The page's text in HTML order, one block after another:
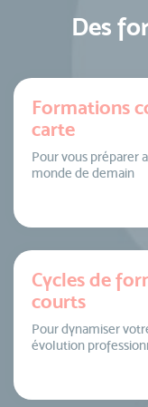
Des
Formations
carte
Pour vous préparer
monde de demain
Cycles de
courts
Pour dynamiser
évolution